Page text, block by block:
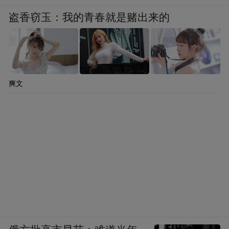
盗香窃玉：我的青春就是赌出来的
爽文